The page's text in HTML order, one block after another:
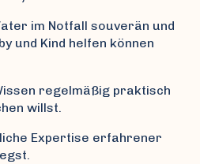
im Notfall souverän und
und Kind helfen können
regelmäßig praktisch
willst.
Expertise erfahrener